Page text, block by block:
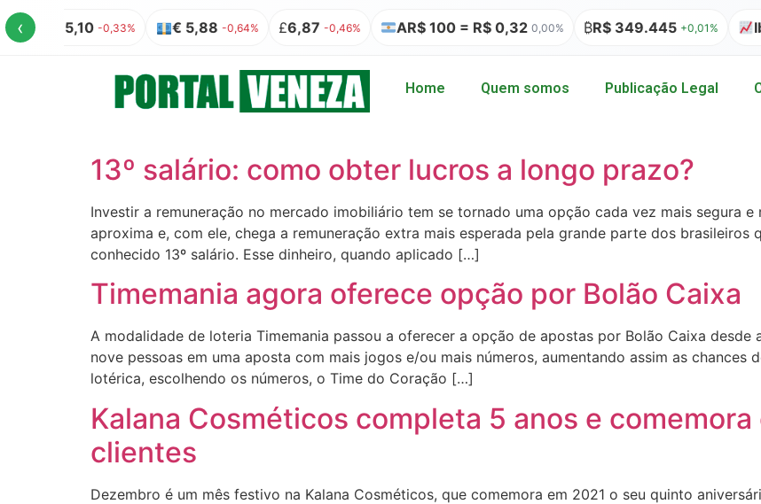
‹
US$ 5,10 -0,33% € 5,88 -0,64% 6,87 -0,46% AR$ 100 = R$ 0,32 0,00% R$ 349.445 +0,01%
Home Quem somos Publicação Legal
13º salário: como obter lucros a longo prazo?
Investir a remuneração no mercado imobiliário tem se tornado uma opção cada vez mais segura
aproxima e, com ele, chega a remuneração extra mais esperada pela grande parte dos brasileiros
conhecido 13º salário. Esse dinheiro, quando aplicado […]
Timemania agora oferece opção por Bolão Caixa
A modalidade de loteria Timemania passou a oferecer a opção de apostas por Bolão Caixa desde
nove pessoas em uma aposta com mais jogos e/ou mais números, aumentando assim as chances
lotérica, escolhendo os números, o Time do Coração […]
Kalana Cosméticos completa 5 anos e
clientes
Dezembro é um mês festivo na Kalana Cosméticos, que comemora em 2021 o seu quinto